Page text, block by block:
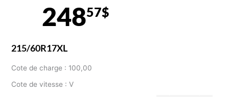
24857$
215/60R17XL
Cote de charge : 100,00
Cote de vitesse : V